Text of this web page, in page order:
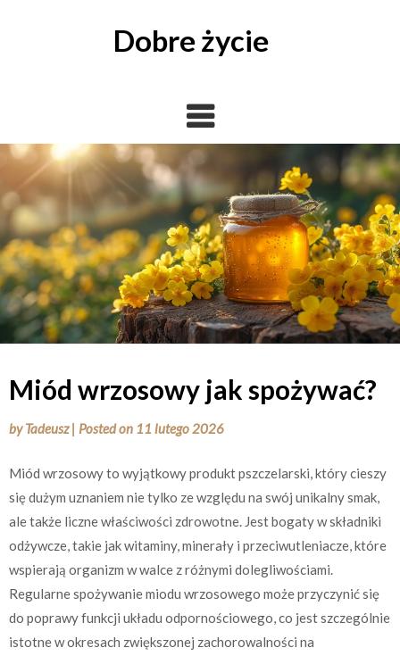
Dobre życie
Miód wrzosowy jak spożywać?
byTadeusz | Posted on 11 lutego 2026
Miód wrzosowy to wyjątkowy produkt pszczelarski, który cieszy
się dużym uznaniem nie tylko ze względu na swój unikalny smak,
ale także liczne właściwości zdrowotne. Jest bogaty w składniki
odżywcze, takie jak witaminy, minerały i przeciwutleniacze, które
wspierają organizm w walce z różnymi dolegliwościami.
Regularne spożywanie miodu wrzosowego może przyczynić się
do poprawy funkcji układu odpornościowego, co jest szczególnie
istotne w okresach zwiększonej zachorowalności na